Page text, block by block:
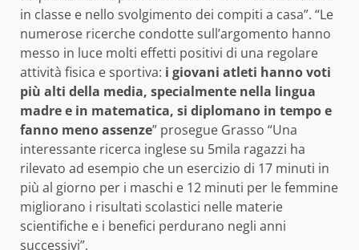
in classe e nello svolgimento dei compiti a casa”. “Le
numerose ricerche condotte sull’argomento hanno
messo in luce molti effetti positivi di una regolare
attività fisica e sportiva: i giovani atleti hanno voti
più alti della media, specialmente nella lingua
madre e in matematica, si diplomano in tempo e
fanno meno assenze” prosegue Grasso “Una
interessante ricerca inglese su 5mila ragazzi ha
rilevato ad esempio che un esercizio di 17 minuti in
più al giorno per i maschi e 12 minuti per le femmine
migliorano i risultati scolastici nelle materie
scientifiche e i benefici perdurano negli anni
successivi”.